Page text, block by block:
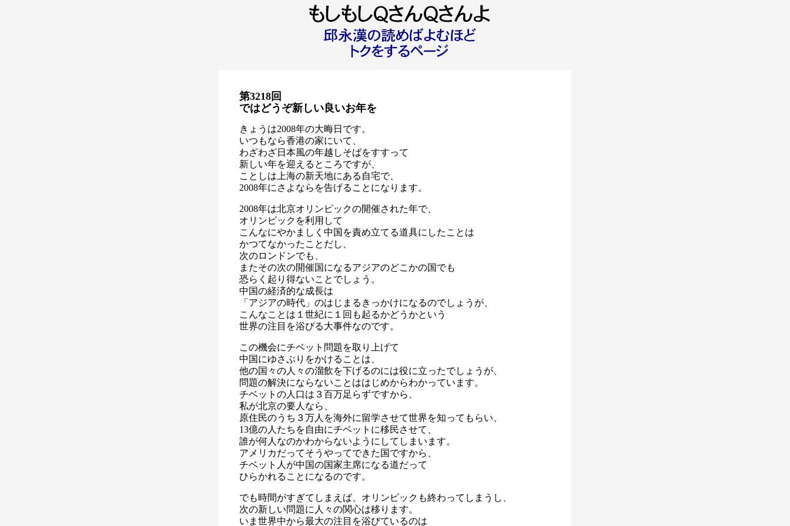
第3218回
ではどうぞ新しい良いお年を
きょうは2008年の大晦日です。
いつもなら香港の家にいて、
わざわざ日本風の年越しそばをすすって
新しい年を迎えるところですが、
ことしは上海の新天地にある自宅で、
2008年にさよならを告げることになります。
2008年は北京オリンピックの開催された年で、
オリンピックを利用して
こんなにやかましく中国を責め立てる道具にしたことは
かつてなかったことだし、
次のロンドンでも、
またその次の開催国になるアジアのどこかの国でも
恐らく起り得ないことでしょう。
中国の経済的な成長は
「アジアの時代」のはじまるきっかけになるのでしょうが、
こんなことは１世紀に１回も起るかどうかという
世界の注目を浴びる大事件なのです。
この機会にチベット問題を取り上げて
中国にゆさぶりをかけることは、
他の国々の人々の溜飲を下げるのには役に立ったでしょうが、
問題の解決にならないことははじめからわかっています。
チベットの人口は３百万足らずですから、
私が北京の要人なら、
原住民のうち３万人を海外に留学させて世界を知ってもらい、
13億の人たちを自由にチベットに移民させて、
誰が何人なのかわからないようにしてしまいます。
アメリカだってそうやってできた国ですから、
チベット人が中国の国家主席になる道だって
ひらかれることになるのです。
でも時間がすぎてしまえば、オリンピックも終わってしまうし、
次の新しい問題に人々の関心は移ります。
いま世界中から最大の注目を浴びているのは